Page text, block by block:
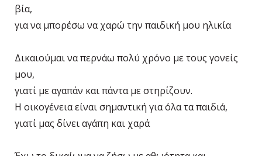
βία,
για να μπορέσω να χαρώ την παιδική μου ηλικία
Δικαιούμαι να περνάω πολύ χρόνο με τους γονείς
μου,
γιατί με αγαπάν και πάντα με στηρίζουν.
Η οικογένεια είναι σημαντική για όλα τα παιδιά,
γιατί μας δίνει αγάπη και χαρά